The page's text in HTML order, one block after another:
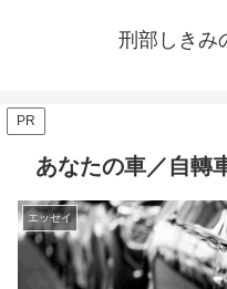
刑部しきみ
PR
あなたの車／自轉
エッセイ